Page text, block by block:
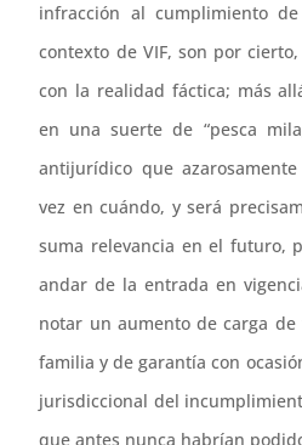
infracción al cumplimiento
contexto de VIF, son por
con la realidad fáctica; más
en una suerte de “pesca
antijurídico que
vez en cuándo, y será
suma relevancia en el futuro,
andar de la entrada en
notar un aumento de carga
familia y de garantía con
jurisdiccional del
que antes nunca habrían